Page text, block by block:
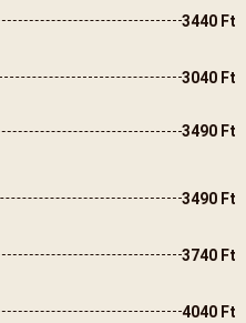
3440 Ft
3040 Ft
3490 Ft
3490 Ft
3740 Ft
4040 Ft